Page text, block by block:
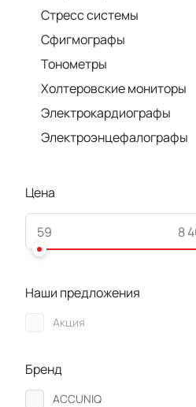
Стресс системы
Сфигмографы
Тонометры
Холтеровские мониторы
Электрокардиографы
Электроэнцефалографы
Цена
Наши предложения
Акция
Бренд
ACCUNIQ